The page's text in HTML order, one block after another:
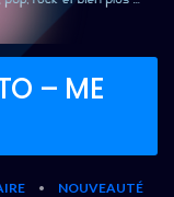
– ME
•
NOUVEAUTÉ